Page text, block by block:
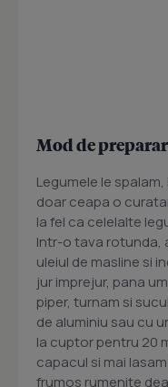
Mod de
Legumele le
doar ceapa o
la fel ca celelalte
Intr-o tava rotunda,
uleiul de masline si
jur imprejur, pana
piper, turnam si
de aluminiu sau cu
la cuptor pentru 20
capacul si mai
frumos rumenite